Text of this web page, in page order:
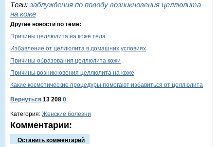
Теги: заблуждения по поводу возникновения целлюлита
на коже
Другие новости по теме:
Причины целлюлита на коже тела
Избавление от целлюлита в домашних условиях
Причины образования целлюлита кожи
Причины возникновения целлюлита на коже
Какие косметические процедуры помогают избавиться от целлюлита
Вернуться 13 208 0
Категория: Женские болезни
Комментарии:
Оставить комментарий